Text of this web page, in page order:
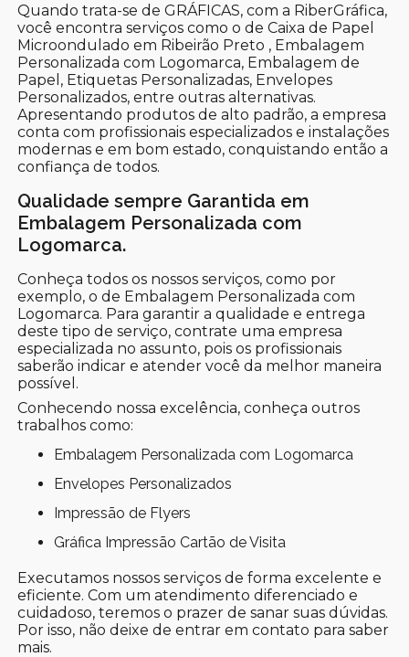
Quando trata-se de GRÁFICAS, com a RiberGráfica,
você encontra serviços como o de Caixa de Papel
Microondulado em Ribeirão Preto , Embalagem
Personalizada com Logomarca, Embalagem de
Papel, Etiquetas Personalizadas, Envelopes
Personalizados, entre outras alternativas.
Apresentando produtos de alto padrão, a empresa
conta com profissionais especializados e instalações
modernas e em bom estado, conquistando então a
confiança de todos.
Qualidade sempre Garantida em
Embalagem Personalizada com
Logomarca.
Conheça todos os nossos serviços, como por
exemplo, o de Embalagem Personalizada com
Logomarca. Para garantir a qualidade e entrega
deste tipo de serviço, contrate uma empresa
especializada no assunto, pois os profissionais
saberão indicar e atender você da melhor maneira
possível.
Conhecendo nossa excelência, conheça outros
trabalhos como:
Embalagem Personalizada com Logomarca
Envelopes Personalizados
Impressão de Flyers
Gráfica Impressão Cartão de Visita
Executamos nossos serviços de forma excelente e
eficiente. Com um atendimento diferenciado e
cuidadoso, teremos o prazer de sanar suas dúvidas.
Por isso, não deixe de entrar em contato para saber
mais.